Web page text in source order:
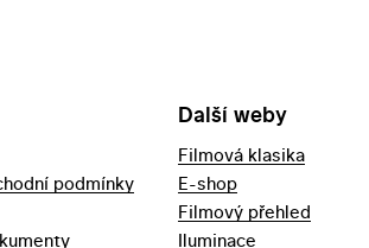
podmínky
Další weby
Filmová klasika
E-shop
Filmový přehled
Iluminace